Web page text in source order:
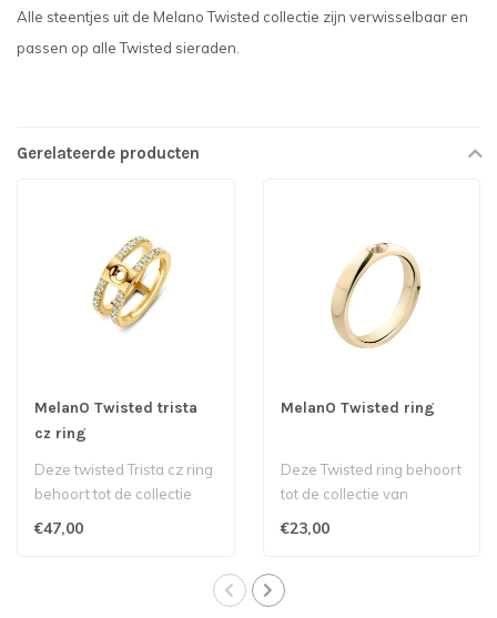
Alle steentjes uit de Melano Twisted collectie zijn verwisselbaar en
passen op alle Twisted sieraden.
Gerelateerde producten
MelanO Twisted trista
cz ring
Deze twisted Trista cz ring
behoort tot de collectie
van Melano...
€47,00
MelanO Twisted ring
Deze Twisted ring behoort
tot de collectie van
Melano.
€23,00